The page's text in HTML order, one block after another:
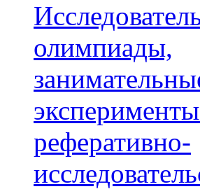
олимпиады,
реферативно-